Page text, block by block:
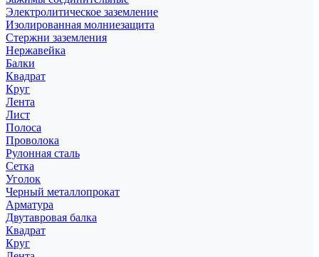
Электролитическое заземление
Изолированная молниезащита
Стержни заземления
Нержавейка
Балки
Квадрат
Круг
Лента
Лист
Полоса
Проволока
Рулонная сталь
Сетка
Уголок
Черный металлопрокат
Арматура
Двутавровая балка
Квадрат
Круг